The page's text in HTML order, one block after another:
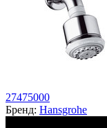
27475000
Бренд: Hansgrohe